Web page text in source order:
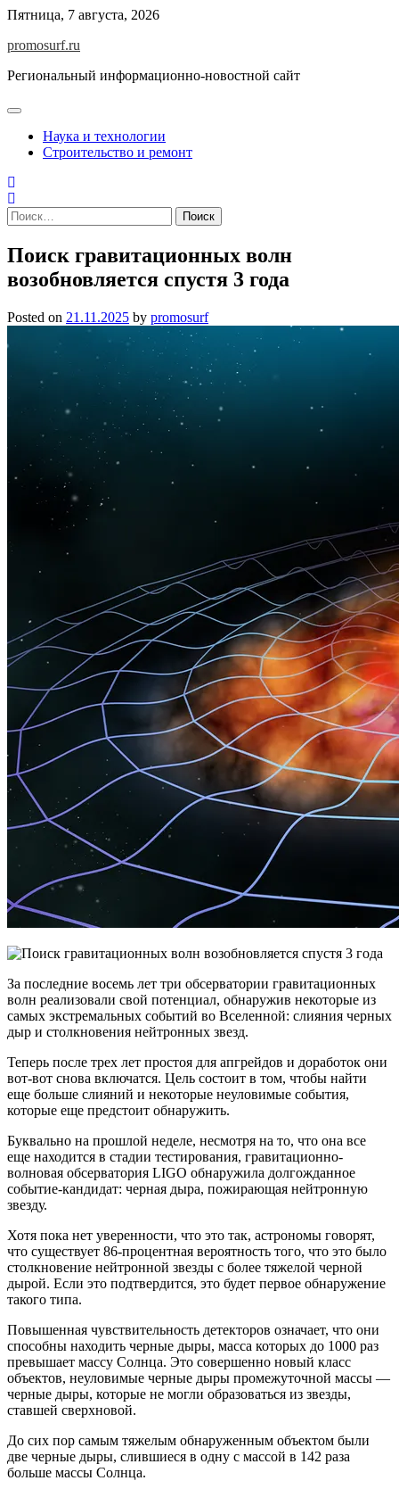
Skip
content
Пятница, 7 августа, 2026
promosurf.ru
Региональный информационно-новостной сайт
Наука и технологии
Строительство и ремонт
Найти:
Поиск гравитационных волн
возобновляется спустя 3 года
Posted on 21.11.2025 by promosurf
За последние восемь лет три обсерватории гравитационных
волн реализовали свой потенциал, обнаружив некоторые из
самых экстремальных событий во Вселенной: слияния черных
дыр и столкновения нейтронных звезд.
Теперь после трех лет простоя для апгрейдов и доработок они
вот-вот снова включатся. Цель состоит в том, чтобы найти
еще больше слияний и некоторые неуловимые события,
которые еще предстоит обнаружить.
Буквально на прошлой неделе, несмотря на то, что она все
еще находится в стадии тестирования, гравитационно-
волновая обсерватория LIGO обнаружила долгожданное
событие-кандидат: черная дыра, пожирающая нейтронную
звезду.
Хотя пока нет уверенности, что это так, астрономы говорят,
что существует 86-процентная вероятность того, что это было
столкновение нейтронной звезды с более тяжелой черной
дырой. Если это подтвердится, это будет первое обнаружение
такого типа.
Повышенная чувствительность детекторов означает, что они
способны находить черные дыры, масса которых до 1000 раз
превышает массу Солнца. Это совершенно новый класс
объектов, неуловимые черные дыры промежуточной массы —
черные дыры, которые не могли образоваться из звезды,
ставшей сверхновой.
До сих пор самым тяжелым обнаруженным объектом были
две черные дыры, слившиеся в одну с массой в 142 раза
больше массы Солнца.